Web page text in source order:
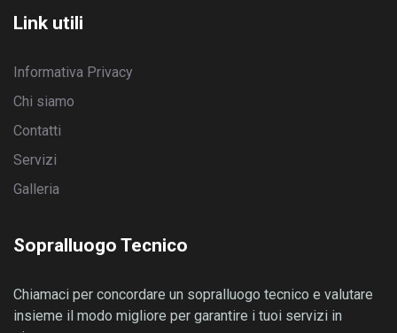
Link utili
Informativa Privacy
Chi siamo
Contatti
Servizi
Galleria
Sopralluogo Tecnico
Chiamaci per concordare un sopralluogo tecnico e valutare
insieme il modo migliore per garantire i tuoi servizi in